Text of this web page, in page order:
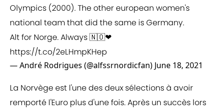
Olympics (2000). The other european women's
national team that did the same is Germany.
Alt for Norge. Always 🇳🇴❤
https://t.co/2eLHmpKHep
— André Rodrigues (@alfssrnordicfan) June 18, 2021
La Norvège est l'une des deux sélections à avoir
remporté l'Euro plus d'une fois. Après un succès lors